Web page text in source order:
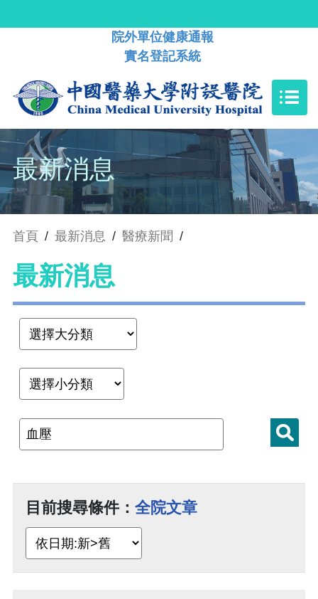
院外單位健康通報
實名登記系統
最新消息
首頁 / 最新消息 / 醫療新聞 /
最新消息
目前搜尋條件： 全院文章